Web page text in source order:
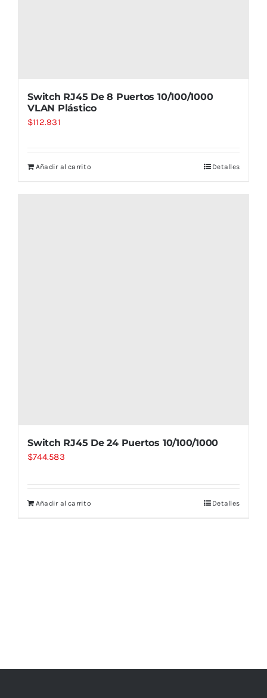
Switch RJ45 De 8 Puertos 10/100/1000
VLAN Plástico
$112.931
Añadir al carrito Detalles
Switch RJ45 De 24 Puertos 10/100/1000
$744.583
Añadir al carrito Detalles